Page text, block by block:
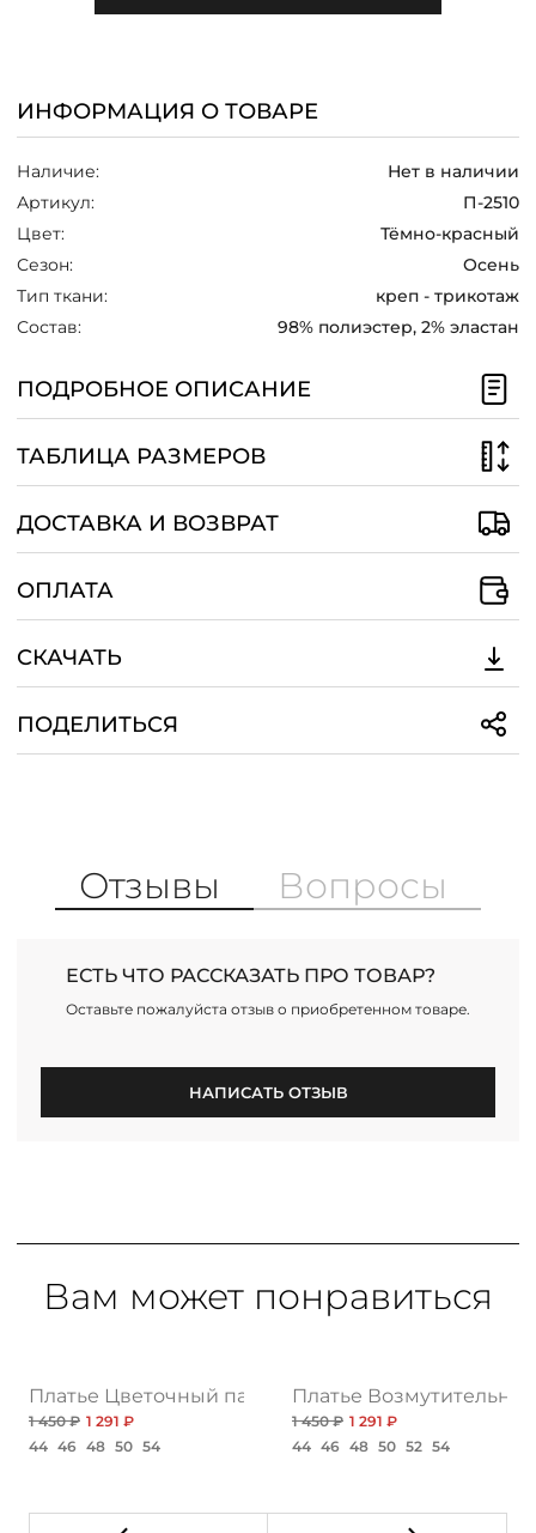
ИНФОРМАЦИЯ О ТОВАРЕ
Наличие:
Нет в наличии
Артикул:
П-2510
Цвет:
Тёмно-красный
Сезон:
Осень
Тип ткани:
креп - трикотаж
Состав:
98% полиэстер, 2% эластан
ПОДРОБНОЕ ОПИСАНИЕ
ТАБЛИЦА РАЗМЕРОВ
ДОСТАВКА И ВОЗВРАТ
ОПЛАТА
СКАЧАТЬ
ПОДЕЛИТЬСЯ
Отзывы Вопросы
ЕСТЬ ЧТО РАССКАЗАТЬ ПРО ТОВАР?
Оставьте пожалуйста отзыв о приобретенном товаре.
НАПИСАТЬ ОТЗЫВ
Вам может понравиться
Платье Цветочный парфюм, романтика нью
1 450 ₽ 1 291 ₽
44 46 48 50 54
Платье Возмутительно
1 450 ₽ 1 291 ₽
44 46 48 50 52 54